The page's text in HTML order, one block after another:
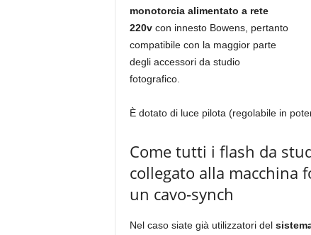
monotorcia alimentato a rete
220v con innesto Bowens, pertanto
compatibile con la maggior parte
degli accessori da studio
fotografico.
È dotato di luce pilota (regolabile in
Come tutti i flash da
collegato alla macchina
un cavo-synch
Nel caso siate già utilizzatori del